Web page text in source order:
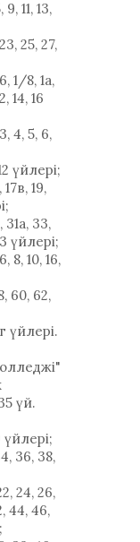
11, 13,
25, 27,
1/8, 1а,
14, 16
4, 5, 6,
үйлері;
19,
33,
үйлері;
10, 16,
60, 62,
үйлері.
үй.
36, 38,
24, 26,
44, 46,